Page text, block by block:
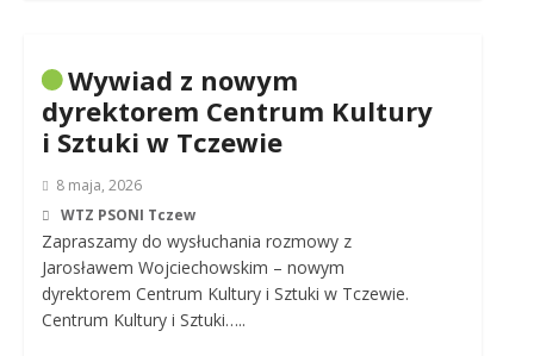
Wywiad z nowym
dyrektorem Centrum Kultury
i Sztuki w Tczewie
8 maja, 2026
WTZ PSONI Tczew
Zapraszamy do wysłuchania rozmowy z
Jarosławem Wojciechowskim – nowym
dyrektorem Centrum Kultury i Sztuki w Tczewie.
Centrum Kultury i Sztuki…..